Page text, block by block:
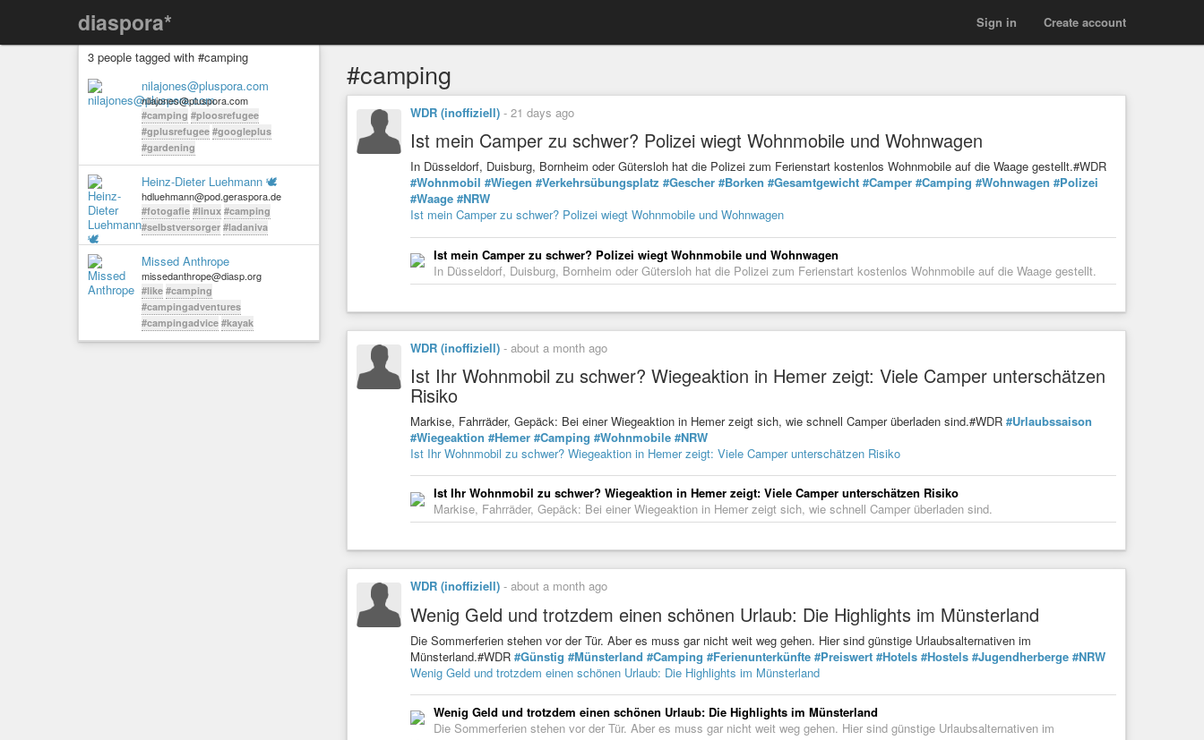
diaspora* Create account
Sign in
3 people tagged with #camping
nilajones@pluspora.com
nilajones@pluspora.com
#camping #ploosrefugee
#gplusrefugee #googleplus
#gardening
Heinz-Dieter Luehmann 🕊
hdluehmann@pod.geraspora.de
#fotogafie #linux #camping
#selbstversorger #ladaniva
Missed Anthrope
missedanthrope@diasp.org
#like #camping
#campingadventures
#campingadvice #kayak
#camping
WDR (inoffiziell) - 21 days ago
Ist mein Camper zu schwer? Polizei wiegt Wohnmobile und Wohnwagen
In Düsseldorf, Duisburg, Bornheim oder Gütersloh hat die Polizei zum Ferienstart kostenlos Wohnmobile auf die Waage gestellt.#WDR
#Wohnmobil #Wiegen #Verkehrsübungsplatz #Gescher #Borken #Gesamtgewicht #Camper #Camping #Wohnwagen #Polizei
#Waage #NRW
Ist mein Camper zu schwer? Polizei wiegt Wohnmobile und Wohnwagen
Ist mein Camper zu schwer? Polizei wiegt Wohnmobile und Wohnwagen
In Düsseldorf, Duisburg, Bornheim oder Gütersloh hat die Polizei zum Ferienstart kostenlos Wohnmobile auf die Waage gestellt.
WDR (inoffiziell) - about a month ago
Ist Ihr Wohnmobil zu schwer? Wiegeaktion in Hemer zeigt: Viele Camper unterschätzen
Risiko
Markise, Fahrräder, Gepäck: Bei einer Wiegeaktion in Hemer zeigt sich, wie schnell Camper überladen sind.#WDR #Urlaubssaison
#Wiegeaktion #Hemer #Camping #Wohnmobile #NRW
Ist Ihr Wohnmobil zu schwer? Wiegeaktion in Hemer zeigt: Viele Camper unterschätzen Risiko
Ist Ihr Wohnmobil zu schwer? Wiegeaktion in Hemer zeigt: Viele Camper unterschätzen Risiko
Markise, Fahrräder, Gepäck: Bei einer Wiegeaktion in Hemer zeigt sich, wie schnell Camper überladen sind.
WDR (inoffiziell) - about a month ago
Wenig Geld und trotzdem einen schönen Urlaub: Die Highlights im Münsterland
Die Sommerferien stehen vor der Tür. Aber es muss gar nicht weit weg gehen. Hier sind günstige Urlaubsalternativen im
Münsterland.#WDR #Günstig #Münsterland #Camping #Ferienunterkünfte #Preiswert #Hotels #Hostels #Jugendherberge #NRW
Wenig Geld und trotzdem einen schönen Urlaub: Die Highlights im Münsterland
Wenig Geld und trotzdem einen schönen Urlaub: Die Highlights im Münsterland
Die Sommerferien stehen vor der Tür. Aber es muss gar nicht weit weg gehen. Hier sind günstige Urlaubsalternativen im